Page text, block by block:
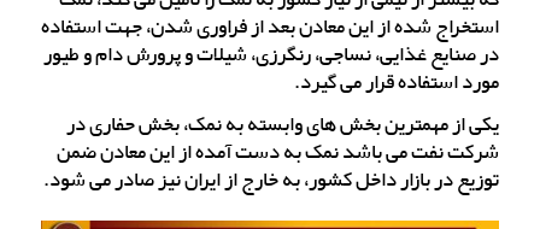
استخراج شده از این معادن بعد از فراوری شدن، جهت استفاده
در صنایع غذایی، نساجی، رنگرزی، شیلات و پرورش دام و طیور
مورد استفاده قرار می گیرد.
یکی از مهمترین بخش های وابسته به نمک، بخش حفاری در
شرکت نفت می باشد نمک به دست آمده از این معادن ضمن
توزیع در بازار داخل کشور، به خارج از ایران نیز صادر می شود.